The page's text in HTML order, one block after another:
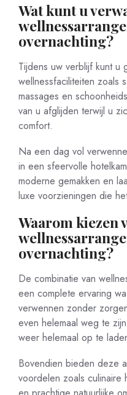
Wat kunt u
overnachting?
Tijdens uw verblijf kunt u
wellnessfaciliteiten zoals
massages en
van u afglijden terwijl u
comfort.
Na een dag vol
in een sfeervolle
moderne gemakken en
luxe voorzieningen die
Waarom kiezen
overnachting?
De combinatie van
een complete ervaring
verwennen zonder
even helemaal weg te
weer helemaal op te
Bovendien bieden deze
voordelen zoals culinaire